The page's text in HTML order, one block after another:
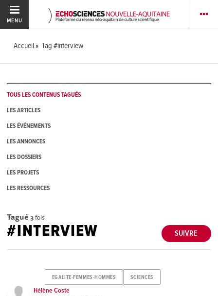
MENU
Accueil Tag #interview
TOUS LES CONTENUS TAGUÉS
LES ARTICLES
LES ÉVÉNEMENTS
LES ANNONCES
LES DOSSIERS
LES PROJETS
LES RESSOURCES
Tagué 3fois
SUIVRE
#INTERVIEW
EGALITE-FEMMES-HOMMES SCIENCES
Hélène Coste